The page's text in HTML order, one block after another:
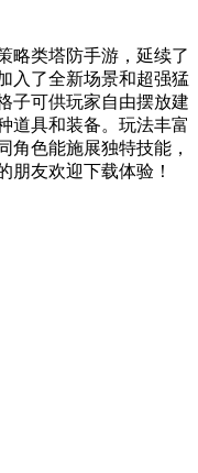
略类塔防手游，延续了
入了全新场景和超强猛
子可供玩家自由摆放建
道具和装备。玩法丰富
角色能施展独特技能，
朋友欢迎下载体验！